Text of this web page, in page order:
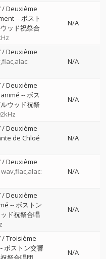
/ Deuxième
--ボスト
ッド祝祭合
N/A
/ Deuxième
N/A
/ Deuxième
--ボス
ウッド祝祭
N/A
/ Deuxième
de Chloé
N/A
/ Deuxième
wav,flac,alac:
N/A
/ Deuxième
--ボストン
ド祝祭合唱
N/A
/ Troisième
ボストン交響
N/A